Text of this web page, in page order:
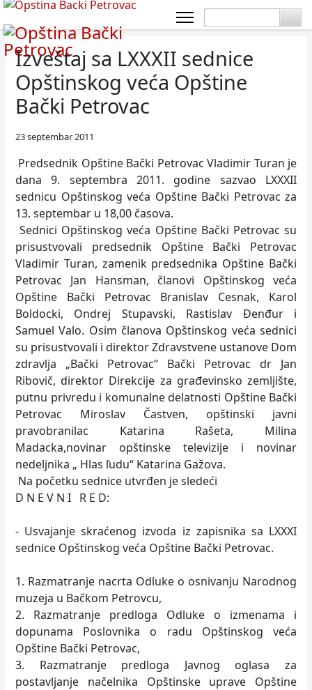
Izveštaj sa LXXXII sednice
Opštinskog veća Opštine
Bački Petrovac
23 septembar 2011
Predsednik Opštine Bački Petrovac Vladimir Turan je
dana 9. septembra 2011. godine sazvao LXXXII
sednicu Opštinskog veća Opštine Bački Petrovac za
13. septembar u 18,00 časova.
Sednici Opštinskog veća Opštine Bački Petrovac su
prisustvovali predsednik Opštine Bački Petrovac
Vladimir Turan, zamenik predsednika Opštine Bački
Petrovac Jan Hansman, članovi Opštinskog veća
Opštine Bački Petrovac Branislav Cesnak, Karol
Boldocki, Ondrej Stupavski, Rastislav Đenđur i
Samuel Valo. Osim članova Opštinskog veća sednici
su prisustvovali i direktor Zdravstvene ustanove Dom
zdravlja „Bački Petrovac“ Bački Petrovac dr Jan
Ribovič, direktor Direkcije za građevinsko zemljište,
putnu privredu i komunalne delatnosti Opštine Bački
Petrovac Miroslav Častven, opštinski javni
pravobranilac Katarina Rašeta, Milina
Madacka,novinar opštinske televizije i novinar
nedeljnika „ Hlas ľudu“ Katarina Gažova.
Na početku sednice utvrđen je sledeći
D N E V N I R E D:
- Usvajanje skraćenog izvoda iz zapisnika sa LXXXI
sednice Opštinskog veća Opštine Bački Petrovac.
1. Razmatranje nacrta Odluke o osnivanju Narodnog
muzeja u Bačkom Petrovcu,
2. Razmatranje predloga Odluke o izmenama i
dopunama Poslovnika o radu Opštinskog veća
Opštine Bački Petrovac,
3. Razmatranje predloga Javnog oglasa za
postavljanje načelnika Opštinske uprave Opštine